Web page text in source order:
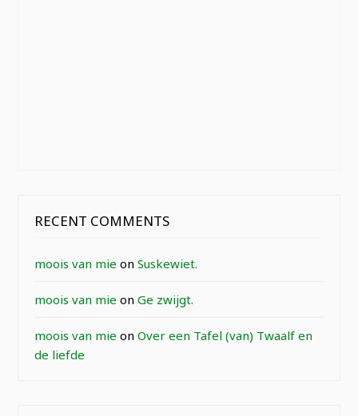
RECENT COMMENTS
moois van mie onSuskewiet.
moois van mie onGe zwijgt.
moois van mie onOver een Tafel (van) Twaalf en
de liefde